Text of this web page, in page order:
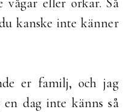
vågar eller orkar. Så
kanske inte känner
er familj, och jag
dag inte känns så